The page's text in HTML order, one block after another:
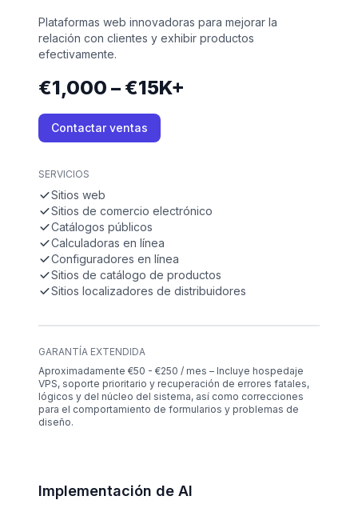
Plataformas web innovadoras para mejorar la
relación con clientes y exhibir productos
efectivamente.
€1,000 – €15K+
Contactar ventas
SERVICIOS
Sitios web
Sitios de comercio electrónico
Catálogos públicos
Calculadoras en línea
Configuradores en línea
Sitios de catálogo de productos
Sitios localizadores de distribuidores
GARANTÍA EXTENDIDA
Aproximadamente €50 - €250 / mes – Incluye hospedaje
VPS, soporte prioritario y recuperación de errores fatales,
lógicos y del núcleo del sistema, así como correcciones
para el comportamiento de formularios y problemas de
diseño.
Implementación de AI